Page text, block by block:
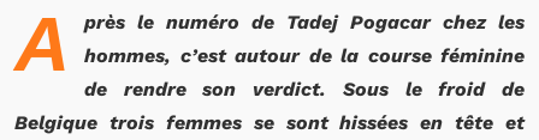
A
près le numéro de Tadej Pogacar chez les
hommes, c’est autour de la course féminine
de rendre son verdict. Sous le froid de
Belgique trois femmes se sont hissées en tête et